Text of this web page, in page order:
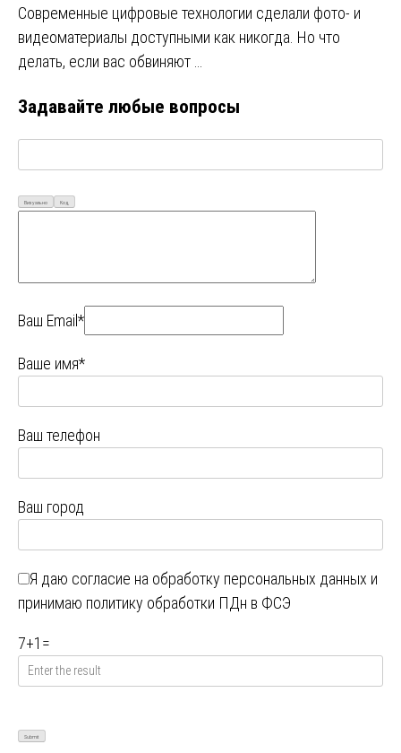
Современные цифровые технологии сделали фото- и
видеоматериалы доступными как никогда. Но что
делать, если вас обвиняют …
Задавайте любые вопросы
Визуально Код
Ваш Email*
Ваше имя*
Ваш телефон
Ваш город
Я даю согласие на обработку персональных данных и
принимаю политику обработки ПДн в ФСЭ
7+1 =